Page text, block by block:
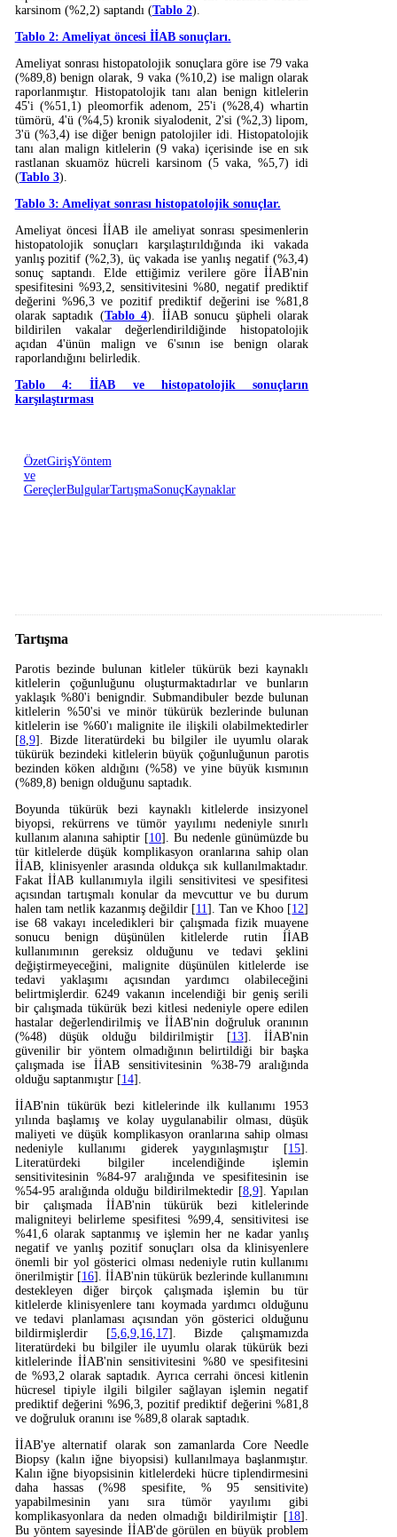
karsinom (%2,2) saptandı (Tablo 2).
Tablo 2: Ameliyat öncesi İİAB sonuçları.
Ameliyat sonrası histopatolojik sonuçlara göre ise 79 vaka
(%89,8) benign olarak, 9 vaka (%10,2) ise malign olarak
raporlanmıştır. Histopatolojik tanı alan benign kitlelerin
45'i (%51,1) pleomorfik adenom, 25'i (%28,4) whartin
tümörü, 4'ü (%4,5) kronik siyalodenit, 2'si (%2,3) lipom,
3'ü (%3,4) ise diğer benign patolojiler idi. Histopatolojik
tanı alan malign kitlelerin (9 vaka) içerisinde ise en sık
rastlanan skuamöz hücreli karsinom (5 vaka, %5,7) idi
(Tablo 3).
Tablo 3: Ameliyat sonrası histopatolojik sonuçlar.
Ameliyat öncesi İİAB ile ameliyat sonrası spesimenlerin
histopatolojik sonuçları karşılaştırıldığında iki vakada
yanlış pozitif (%2,3), üç vakada ise yanlış negatif (%3,4)
sonuç saptandı. Elde ettiğimiz verilere göre İİAB'nin
spesifitesini %93,2, sensitivitesini %80, negatif prediktif
değerini %96,3 ve pozitif prediktif değerini ise %81,8
olarak saptadık (Tablo 4). İİAB sonucu şüpheli olarak
bildirilen vakalar değerlendirildiğinde histopatolojik
açıdan 4'ünün malign ve 6'sının ise benign olarak
raporlandığını belirledik.
Tablo 4: İİAB ve histopatolojik sonuçların
karşılaştırması
ÖzetGirişYöntem
ve
GereçlerBulgularTartışmaSonuçKaynaklar
Tartışma
Parotis bezinde bulunan kitleler tükürük bezi kaynaklı
kitlelerin çoğunluğunu oluşturmaktadırlar ve bunların
yaklaşık %80'i benigndir. Submandibuler bezde bulunan
kitlelerin %50'si ve minör tükürük bezlerinde bulunan
kitlelerin ise %60'ı malignite ile ilişkili olabilmektedirler
[8,9]. Bizde literatürdeki bu bilgiler ile uyumlu olarak
tükürük bezindeki kitlelerin büyük çoğunluğunun parotis
bezinden köken aldığını (%58) ve yine büyük kısmının
(%89,8) benign olduğunu saptadık.
Boyunda tükürük bezi kaynaklı kitlelerde insizyonel
biyopsi, rekürrens ve tümör yayılımı nedeniyle sınırlı
kullanım alanına sahiptir [10]. Bu nedenle günümüzde bu
tür kitlelerde düşük komplikasyon oranlarına sahip olan
İİAB, klinisyenler arasında oldukça sık kullanılmaktadır.
Fakat İİAB kullanımıyla ilgili sensitivitesi ve spesifitesi
açısından tartışmalı konular da mevcuttur ve bu durum
halen tam netlik kazanmış değildir [11]. Tan ve Khoo [12]
ise 68 vakayı inceledikleri bir çalışmada fizik muayene
sonucu benign düşünülen kitlelerde rutin İİAB
kullanımının gereksiz olduğunu ve tedavi şeklini
değiştirmeyeceğini, malignite düşünülen kitlelerde ise
tedavi yaklaşımı açısından yardımcı olabileceğini
belirtmişlerdir. 6249 vakanın incelendiği bir geniş serili
bir çalışmada tükürük bezi kitlesi nedeniyle opere edilen
hastalar değerlendirilmiş ve İİAB'nin doğruluk oranının
(%48) düşük olduğu bildirilmiştir [13]. İİAB'nin
güvenilir bir yöntem olmadığının belirtildiği bir başka
çalışmada ise İİAB sensitivitesinin %38-79 aralığında
olduğu saptanmıştır [14].
İİAB'nin tükürük bezi kitlelerinde ilk kullanımı 1953
yılında başlamış ve kolay uygulanabilir olması, düşük
maliyeti ve düşük komplikasyon oranlarına sahip olması
nedeniyle kullanımı giderek yaygınlaşmıştır [15].
Literatürdeki bilgiler incelendiğinde işlemin
sensitivitesinin %84-97 aralığında ve spesifitesinin ise
%54-95 aralığında olduğu bildirilmektedir [8,9]. Yapılan
bir çalışmada İİAB'nin tükürük bezi kitlelerinde
maligniteyi belirleme spesifitesi %99,4, sensitivitesi ise
%41,6 olarak saptanmış ve işlemin her ne kadar yanlış
negatif ve yanlış pozitif sonuçları olsa da klinisyenlere
önemli bir yol gösterici olması nedeniyle rutin kullanımı
önerilmiştir [16]. İİAB'nin tükürük bezlerinde kullanımını
destekleyen diğer birçok çalışmada işlemin bu tür
kitlelerde klinisyenlere tanı koymada yardımcı olduğunu
ve tedavi planlaması açısından yön gösterici olduğunu
bildirmişlerdir [5,6,9,16,17]. Bizde çalışmamızda
literatürdeki bu bilgiler ile uyumlu olarak tükürük bezi
kitlelerinde İİAB'nin sensitivitesini %80 ve spesifitesini
de %93,2 olarak saptadık. Ayrıca cerrahi öncesi kitlenin
hücresel tipiyle ilgili bilgiler sağlayan işlemin negatif
prediktif değerini %96,3, pozitif prediktif değerini %81,8
ve doğruluk oranını ise %89,8 olarak saptadık.
İİAB'ye alternatif olarak son zamanlarda Core Needle
Biopsy (kalın iğne biyopsisi) kullanılmaya başlanmıştır.
Kalın iğne biyopsisinin kitlelerdeki hücre tiplendirmesini
daha hassas (%98 spesifite, % 95 sensitivite)
yapabilmesinin yanı sıra tümör yayılımı gibi
komplikasyonlara da neden olmadığı bildirilmiştir [18].
Bu yöntem sayesinde İİAB'de görülen en büyük problem